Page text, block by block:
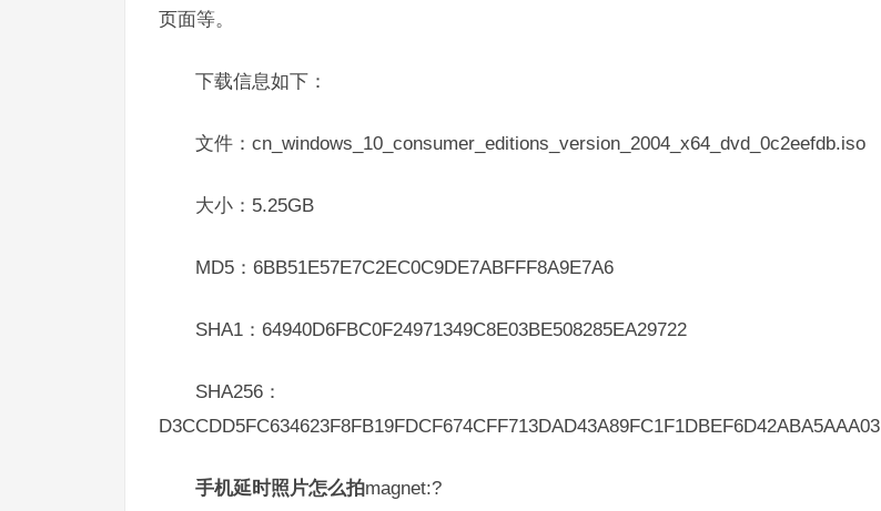
页面等。
下载信息如下：
文件：cn_windows_10_consumer_editions_version_2004_x64_dvd_0c2eefdb.iso
大小：5.25GB
MD5：6BB51E57E7C2EC0C9DE7ABFFF8A9E7A6
SHA1：64940D6FBC0F24971349C8E03BE508285EA29722
SHA256：
D3CCDD5FC634623F8FB19FDCF674CFF713DAD43A89FC1F1DBEF6D42ABA5AAA03
手机延时照片怎么拍magnet:?